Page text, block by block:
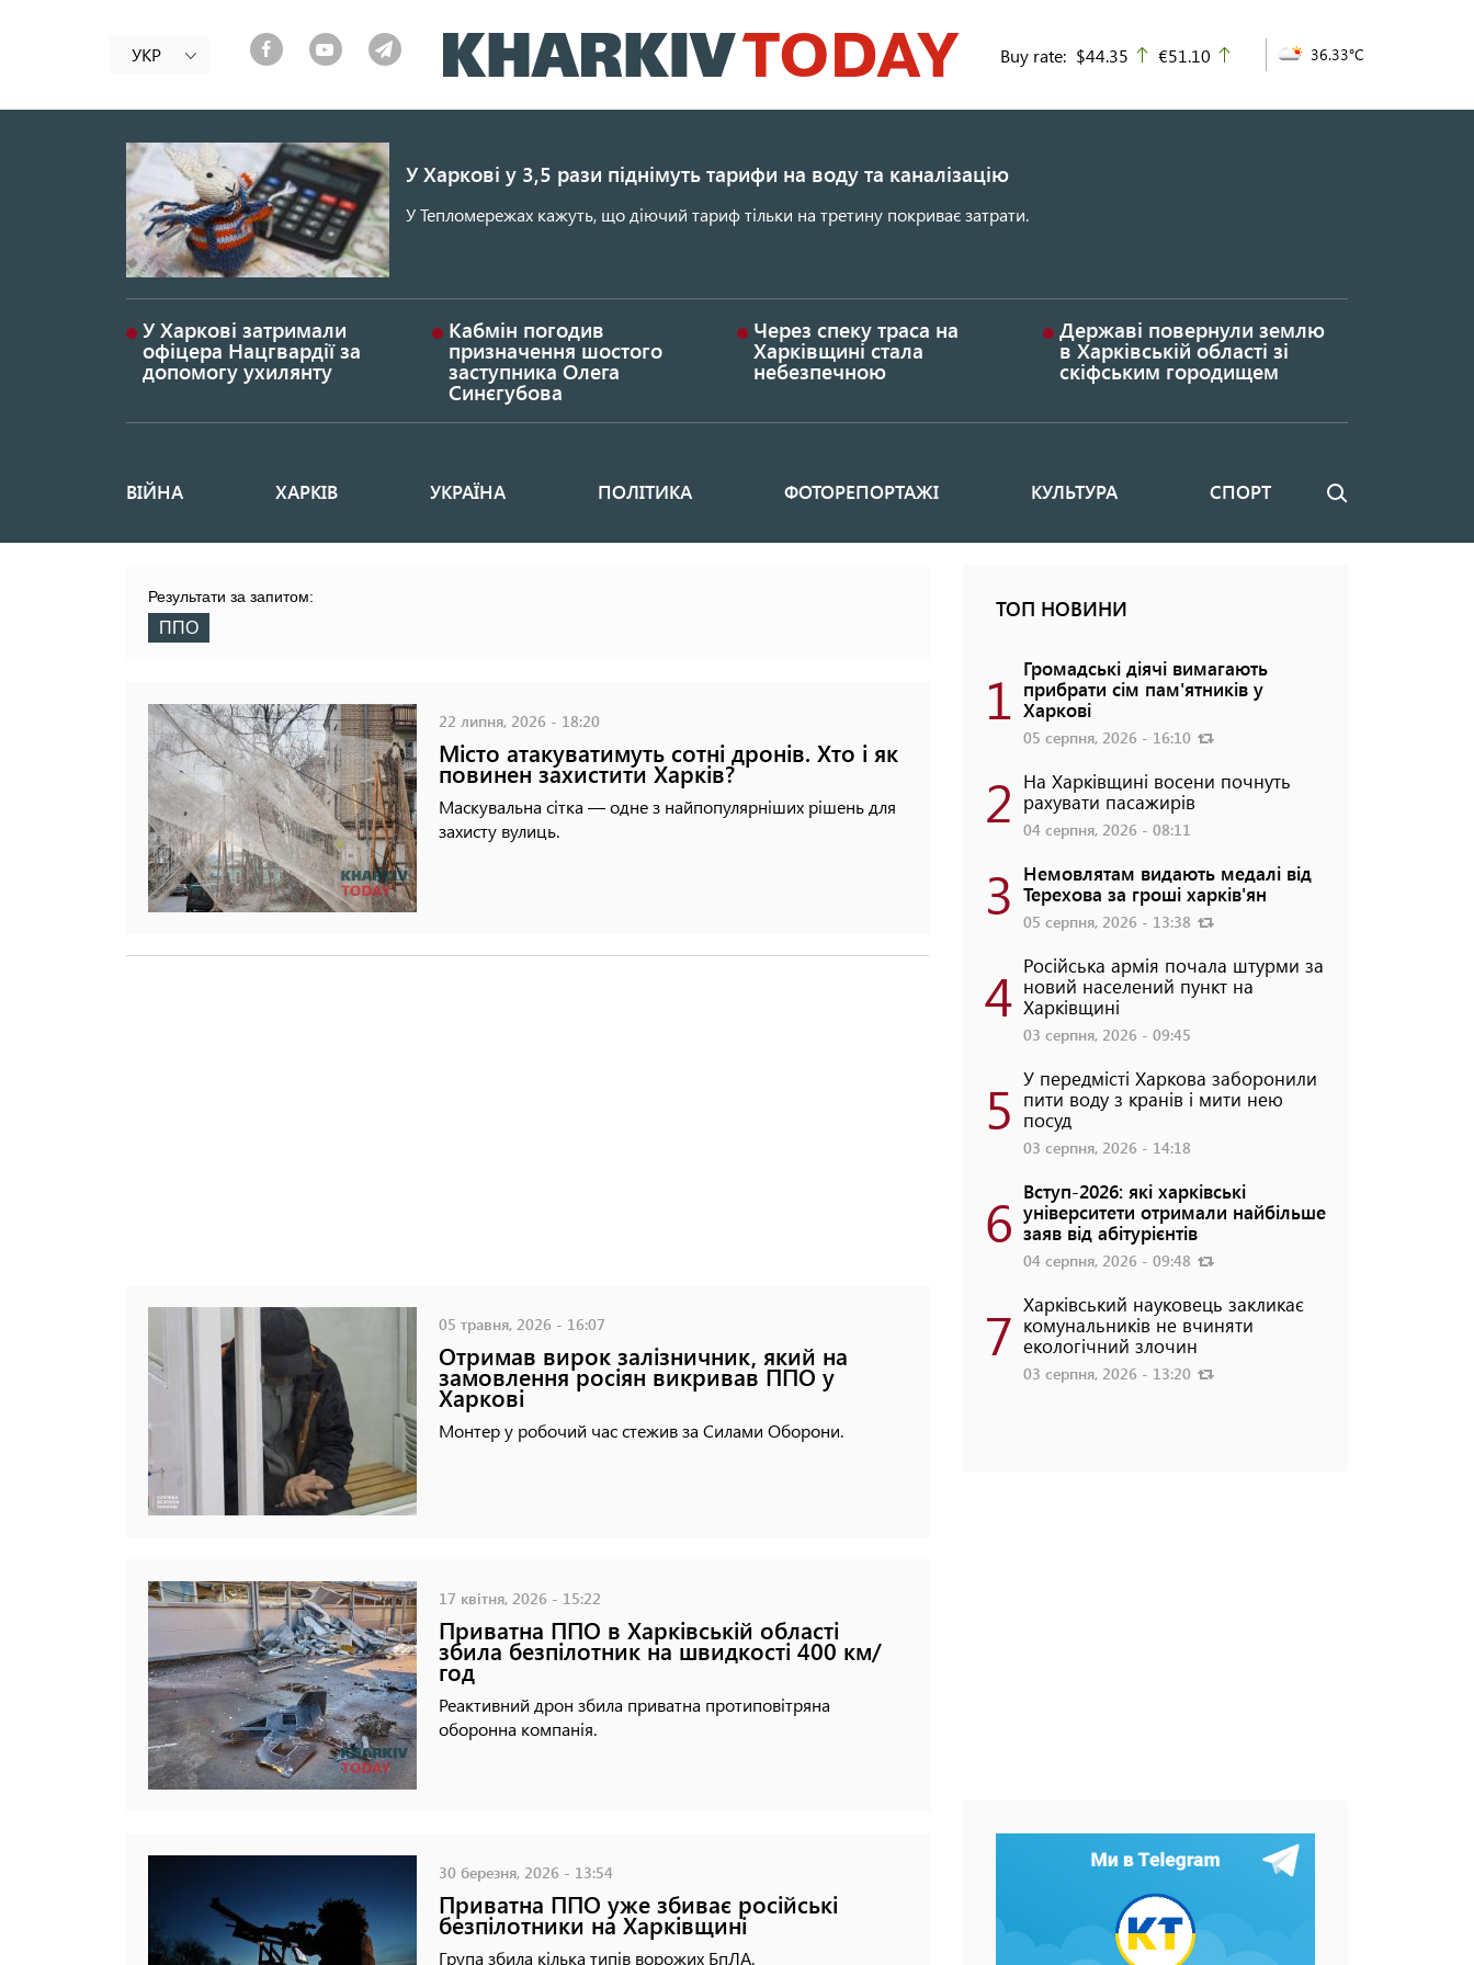
до
основного
УКР Buy rate: $44.35 up
€51.10 36.33°C
У Харкові у 3,5 рази піднімуть тарифи на воду та каналізацію
У Тепломережах кажуть, що діючий тариф тільки на третину покриває затрати.
У Харкові затримали
офіцера Нацгвардії за
допомогу ухилянту
Кабмін погодив
призначення шостого
заступника Олега
Синєгубова
Через спеку траса на
Харківщині стала
небезпечною
Державі повернули землю
в Харківській області зі
скіфським городищем
Основная
ВІЙНА ХАРКІВ УКРАЇНА ПОЛІТИКА ФОТОРЕПОРТАЖІ КУЛЬТУРА СПОРТ Пошук
Результати за запитом:
ППО
22 липня, 2026 - 18:20
Місто атакуватимуть сотні дронів. Хто і як
повинен захистити Харків?
Маскувальна сітка — одне з найпопулярніших рішень для
захисту вулиць.
05 травня, 2026 - 16:07
Отримав вирок залізничник, який на
замовлення росіян викривав ППО у
Харкові
Монтер у робочий час стежив за Силами Оборони.
17 квітня, 2026 - 15:22
Приватна ППО в Харківській області
збила безпілотник на швидкості 400 км/
год
Реактивний дрон збила приватна протиповітряна
оборонна компанія.
30 березня, 2026 - 13:54
Приватна ППО уже збиває російські
безпілотники на Харківщині
Група збила кілька типів ворожих БпЛА.
ТОП НОВИНИ
1 Громадські діячі вимагають
прибрати сім пам'ятників у
Харкові
05 серпня, 2026 - 16:10
2 На Харківщині восени почнуть
рахувати пасажирів
04 серпня, 2026 - 08:11
3 Немовлятам видають медалі від
Терехова за гроші харків'ян
05 серпня, 2026 - 13:38
4 Російська армія почала штурми за
новий населений пункт на
Харківщині
03 серпня, 2026 - 09:45
5 У передмісті Харкова заборонили
пити воду з кранів і мити нею
посуд
03 серпня, 2026 - 14:18
6 Вступ-2026: які харківські
університети отримали найбільше
заяв від абітурієнтів
04 серпня, 2026 - 09:48
7 Харківський науковець закликає
комунальників не вчиняти
екологічний злочин
03 серпня, 2026 - 13:20